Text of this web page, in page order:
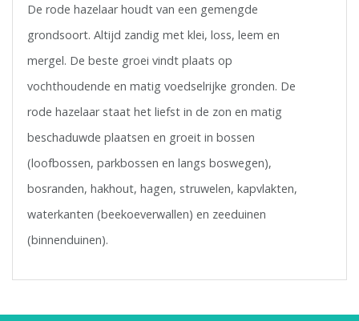
De rode hazelaar houdt van een gemengde
grondsoort. Altijd zandig met klei, loss, leem en
mergel. De beste groei vindt plaats op
vochthoudende en matig voedselrijke gronden. De
rode hazelaar staat het liefst in de zon en matig
beschaduwde plaatsen en groeit in bossen
(loofbossen, parkbossen en langs boswegen),
bosranden, hakhout, hagen, struwelen, kapvlakten,
waterkanten (beekoeverwallen) en zeeduinen
(binnenduinen).